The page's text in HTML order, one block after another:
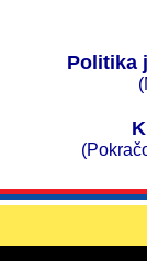
Politika